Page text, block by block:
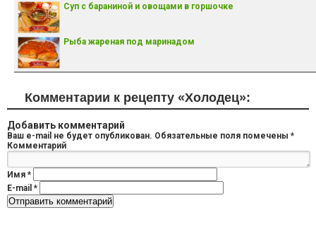
Суп с бараниной и овощами в горшочке
Рыба жареная под маринадом
Комментарии к рецепту «Холодец»:
Добавить комментарий
Ваш e-mail не будет опубликован. Обязательные поля помечены *
Комментарий
Имя *
E-mail *